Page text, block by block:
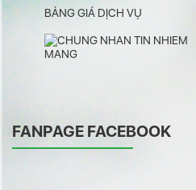
BẢNG GIÁ DỊCH VỤ
FANPAGE FACEBOOK